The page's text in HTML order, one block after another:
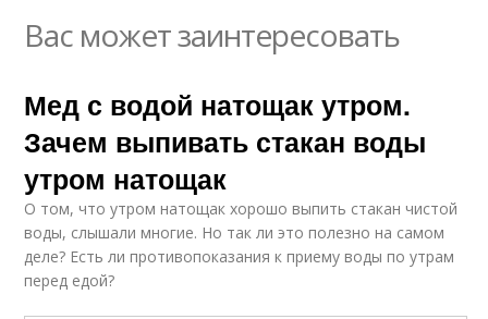
Вас может заинтересовать
Мед с водой натощак утром.
Зачем выпивать стакан воды
утром натощак
О том, что утром натощак хорошо выпить стакан чистой
воды, слышали многие. Но так ли это полезно на самом
деле? Есть ли противопоказания к приему воды по утрам
перед едой?